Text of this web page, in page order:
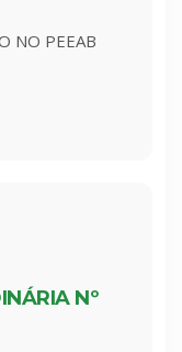
NO PEEAB
Nº